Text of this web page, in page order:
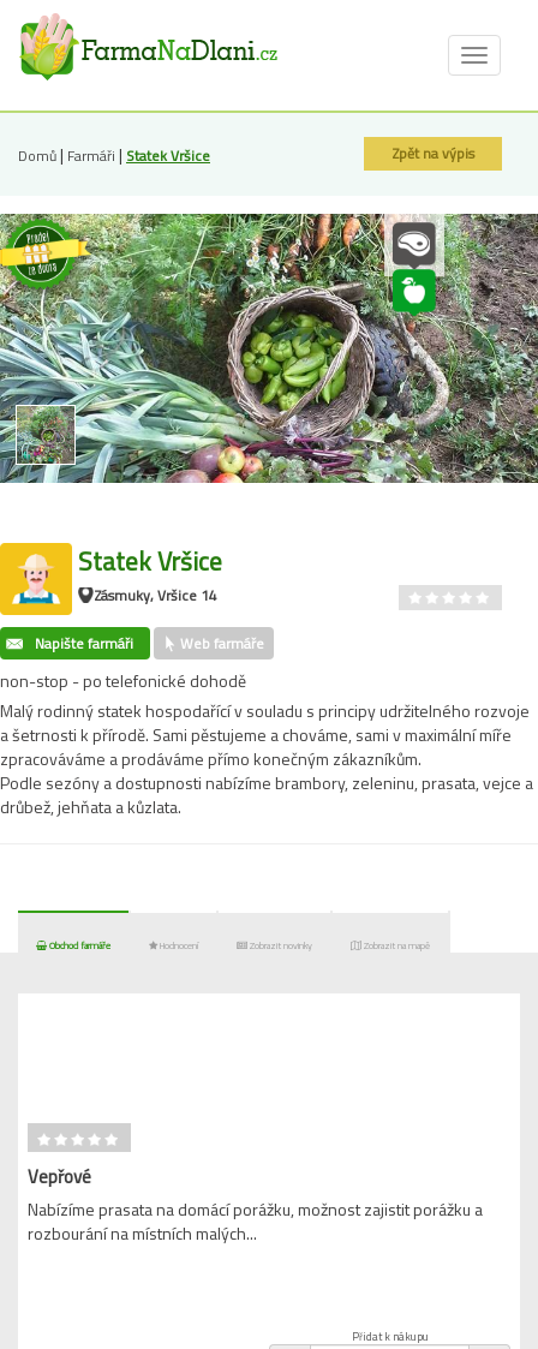
Toggle
Domů| Farmáři | Statek Vršice Zpět na výpis
Statek Vršice
Zásmuky, Vršice 14
Napište farmáři Web farmáře
non-stop - po telefonické dohodě
Malý rodinný statek hospodařící v souladu s principy udržitelného rozvoje
a šetrnosti k přírodě. Sami pěstujeme a chováme, sami v maximální míře
zpracováváme a prodáváme přímo konečným zákazníkům.
Podle sezóny a dostupnosti nabízíme brambory, zeleninu, prasata, vejce a
drůbež, jehňata a kůzlata.
Obchod farmáře Hodnocení Zobrazit novinky Zobrazit na mapě
Vepřové
Nabízíme prasata na domácí porážku, možnost zajistit porážku a
rozbourání na místních malých...
Přidat k nákupu